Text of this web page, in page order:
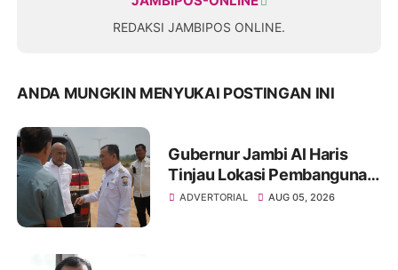
REDAKSI JAMBIPOS ONLINE.
ANDA MUNGKIN MENYUKAI POSTINGAN INI
Gubernur Jambi Al Haris
Tinjau Lokasi Pembangunan
Sekolah Rakyat dan Lokasi
ADVERTORIAL AUG 05, 2026